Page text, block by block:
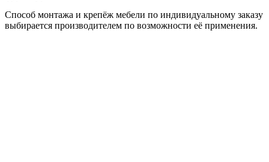
Способ монтажа и крепёж мебели по индивидуальному заказу
выбирается производителем по возможности её применения.